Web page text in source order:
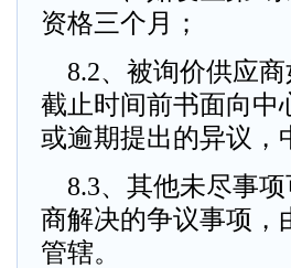
资格三个月；
8.2、被询价供应商
截止时间前书面向中
或逾期提出的异议，
8.3、其他未尽事项
商解决的争议事项，
管辖。